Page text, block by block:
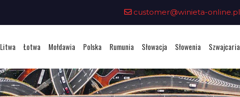
customer@winieta-online.pl
Litwa Łotwa Mołdawia Polska Rumunia Słowacja Słowenia Szwajcaria